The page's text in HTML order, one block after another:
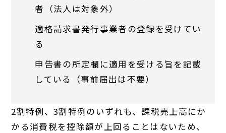
者（法人は対象外）
適格請求書発行事業者の登録を受けてい
る
申告書の所定欄に適用を受ける旨を記載
している（事前届出は不要）
2割特例、3割特例のいずれも、課税売上高にか
かる消費税を控除額が上回ることはないため、